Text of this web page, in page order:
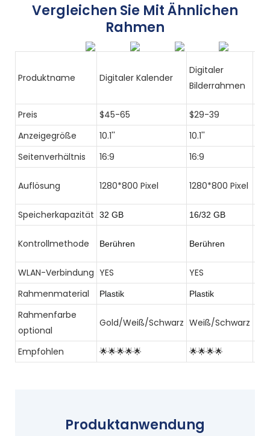
Vergleichen Sie Mit Ähnlichen
Rahmen
Produktname Digitaler Kalender
Digitaler
Bilderrahmen
Preis $45-65 $29-39
Anzeigegröße
10.1'' 10.1''
Seitenverhältnis
16:9 16:9
Auflösung 1280*800 Pixel 1280*800 Pixel
Speicherkapazität
32 GB 16/32 GB
Kontrollmethode Berühren Berühren
WLAN-Verbindung YES YES
Rahmenmaterial
Plastik Plastik
Rahmenfarbe
optional
Gold/Weiß/Schwarz Weiß/Schwarz
Empfohlen 🌟🌟🌟🌟🌟 🌟🌟🌟🌟
Produktanwendung